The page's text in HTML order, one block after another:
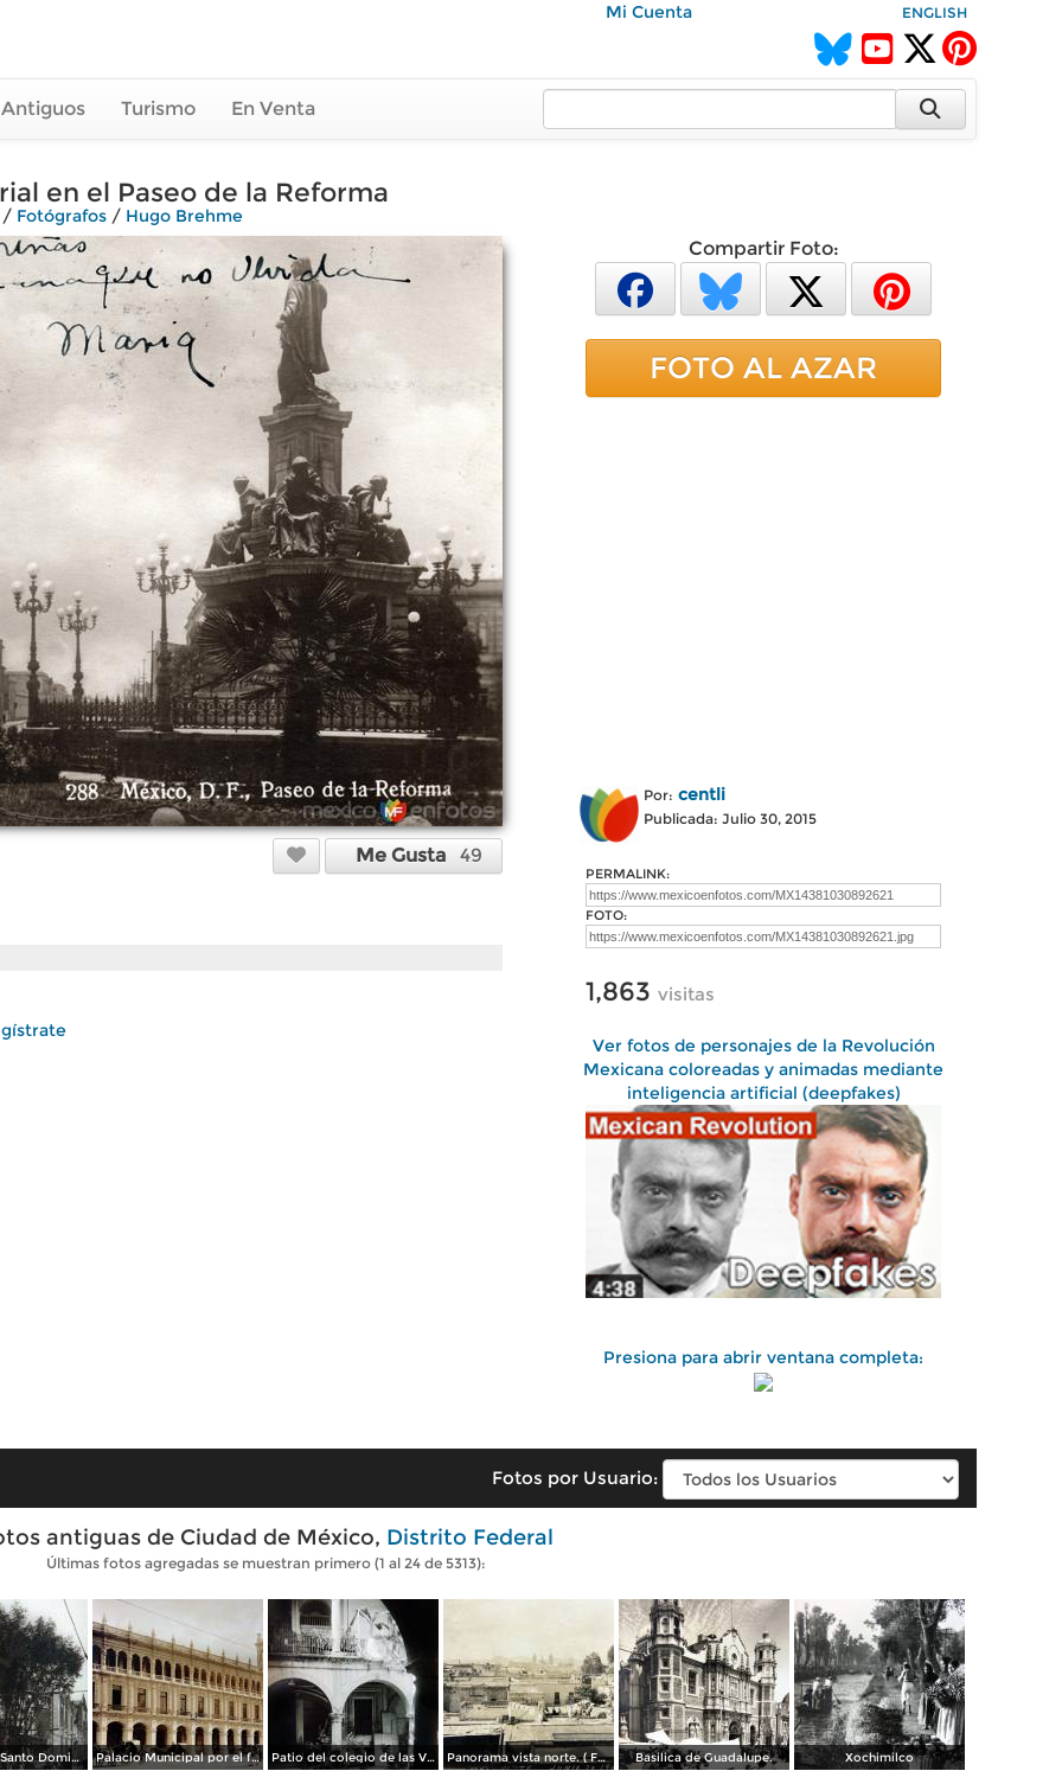
Mi Cuenta ENGLISH
Turismo En Venta
en el Paseo de la Reforma
Fotógrafos / Hugo Brehme
Me Gusta 49
Compartir Foto:
FOTO AL AZAR
Por: centli
Publicada: Julio 30, 2015
PERMALINK:
FOTO:
1,863 visitas
Ver fotos de personajes de la Revolución
Mexicana coloreadas y animadas mediante
inteligencia artificial (deepfakes)
Presiona para abrir ventana completa:
Fotos por Usuario:
antiguas de Ciudad de México, Distrito Federal
Últimas fotos agregadas se muestran primero (1 al 24 de 5313):
La Iglesia de Santo Domingo. Palacio Municipal por el fotografo Hugo Brehme.. Patio del colegio de las Vizcainas por el fotografo Hugo Brehme. Panorama vista norte. ( Fechada el 20 de Junio de 1905 ). Basilica de Guadalupe. Xochimilco